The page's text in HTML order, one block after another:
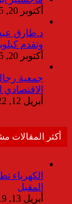
أكتوبر 20, 2025
د.طارق
وتقدم
أكتوبر 20, 2025
جمعية
أبريل 12, 2022
أكثر المقالات
المقبل
أبريل 13, 2019